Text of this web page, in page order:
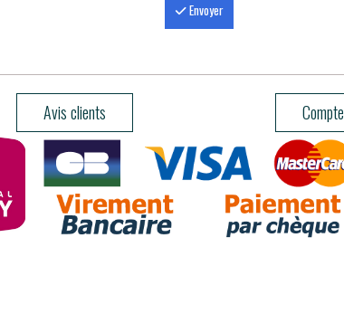
Envoyer
Avis clients Compte